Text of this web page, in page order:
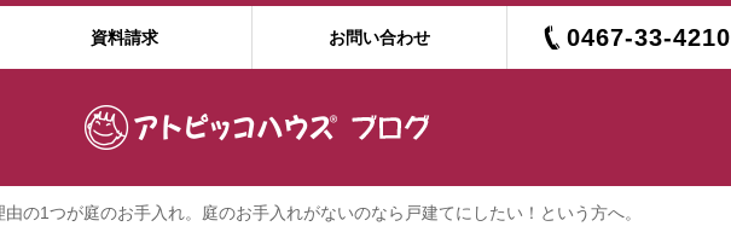
資料請求 お問い合わせ 0467-33-4210
の1つが庭のお手入れ。庭のお手入れがないのなら戸建てにしたい！という方へ。